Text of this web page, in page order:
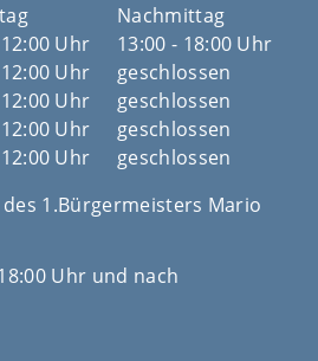
Nachmittag
Uhr
13:00 - 18:00 Uhr
Uhr
geschlossen
Uhr
geschlossen
Uhr
geschlossen
Uhr
geschlossen
1.Bürgermeisters Mario
Uhr und nach